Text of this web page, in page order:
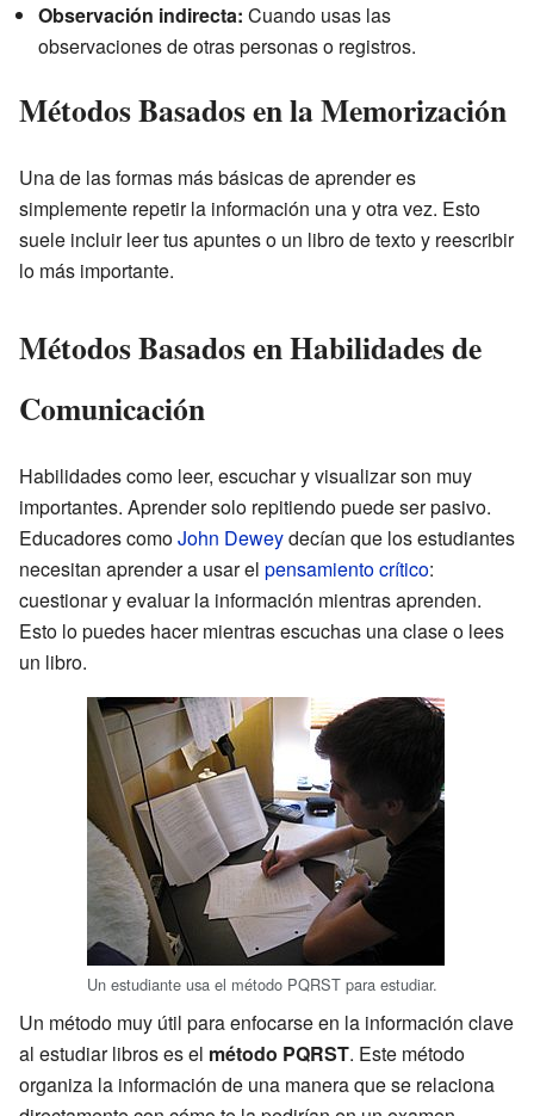
Observación indirecta: Cuando usas las
observaciones de otras personas o registros.
Métodos Basados en la Memorización
Una de las formas más básicas de aprender es
simplemente repetir la información una y otra vez. Esto
suele incluir leer tus apuntes o un libro de texto y reescribir
lo más importante.
Métodos Basados en Habilidades de
Comunicación
Habilidades como leer, escuchar y visualizar son muy
importantes. Aprender solo repitiendo puede ser pasivo.
Educadores comoJohn Deweydecían que los estudiantes
necesitan aprender a usar el pensamiento crítico:
cuestionar y evaluar la información mientras aprenden.
Esto lo puedes hacer mientras escuchas una clase o lees
un libro.
Un estudiante usa el método PQRST para estudiar.
Un método muy útil para enfocarse en la información clave
al estudiar libros es el método PQRST. Este método
organiza la información de una manera que se relaciona